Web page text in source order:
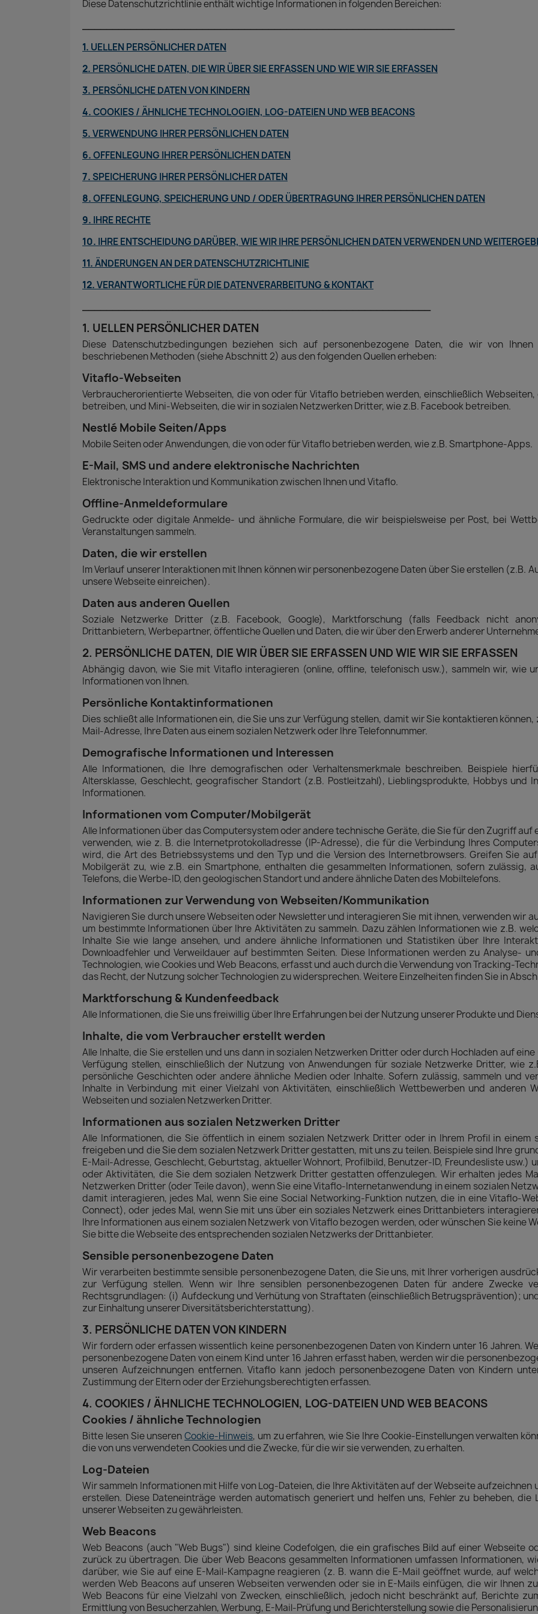
Diese Datenschutzrichtlinie enthält wichtige Informationen in folgenden Bereichen:
1. UELLEN PERSÖNLICHER DATEN
2. PERSÖNLICHE DATEN, DIE WIR ÜBER SIE ERFASSEN UND WIE WIR SIE ERFASSEN
3. PERSÖNLICHE DATEN VON KINDERN
4.COOKIES / ÄHNLICHE TECHNOLOGIEN, LOG-DATEIEN UND WEB BEACONS
5.VERWENDUNG IHRER PERSÖNLICHEN DATEN
6.OFFENLEGUNG IHRER PERSÖNLICHEN DATEN
7.SPEICHERUNG IHRER PERSÖNLICHER DATEN
8.OFFENLEGUNG, SPEICHERUNG UND / ODER ÜBERTRAGUNG IHRER PERSÖNLICHEN DATEN
9. IHRE RECHTE
10. IHRE ENTSCHEIDUNG DARÜBER, WIE WIR IHRE PERSÖNLICHEN DATEN VERWENDEN UND
11.ÄNDERUNGEN AN DER DATENSCHUTZRICHTLINIE
12.VERANTWORTLICHE FÜR DIE DATENVERARBEITUNG & KONTAKT
1. UELLEN PERSÖNLICHER DATEN
Diese Datenschutzbedingungen beziehen sich auf personenbezogene Daten, die wir von
beschriebenen Methoden (siehe Abschnitt 2) aus den folgenden Quellen erheben:
Vitaflo-Webseiten
Verbraucherorientierte Webseiten, die von oder für Vitaflo betrieben werden, einschließlich
betreiben, und Mini-Webseiten, die wir in sozialen Netzwerken Dritter, wie z.B. Facebook betreiben.
Nestlé Mobile Seiten/Apps
Mobile Seiten oder Anwendungen, die von oder für Vitaflo betrieben werden, wie z.B. Smartphone-Apps.
E-Mail, SMS und andere elektronische Nachrichten
Elektronische Interaktion und Kommunikation zwischen Ihnen und Vitaflo.
Offline-Anmeldeformulare
Gedruckte oder digitale Anmelde- und ähnliche Formulare, die wir beispielsweise per Post, bei
Veranstaltungen sammeln.
Daten, die wir erstellen
Im Verlauf unserer Interaktionen mit Ihnen können wir personenbezogene Daten über Sie erstellen (z.B.
unsere Webseite einreichen).
Daten aus anderen Quellen
Soziale Netzwerke Dritter (z.B. Facebook, Google), Marktforschung (falls Feedback nicht
Drittanbietern, Werbepartner, öffentliche Quellen und Daten, die wir über den Erwerb anderer
2. PERSÖNLICHE DATEN, DIE WIR ÜBER SIE ERFASSEN UND WIE WIR SIE ERFASSEN
Abhängig davon, wie Sie mit Vitaflo interagieren (online, offline, telefonisch usw.), sammeln wir, wie
Informationen von Ihnen.
Persönliche Kontaktinformationen
Dies schließt alle Informationen ein, die Sie uns zur Verfügung stellen, damit wir Sie kontaktieren
Mail-Adresse, Ihre Daten aus einem sozialen Netzwerk oder Ihre Telefonnummer.
Demografische Informationen und Interessen
Alle Informationen, die Ihre demografischen oder Verhaltensmerkmale beschreiben. Beispiele
Altersklasse, Geschlecht, geografischer Standort (z.B. Postleitzahl), Lieblingsprodukte, Hobbys und
Informationen.
Informationen vom Computer/Mobilgerät
Alle Informationen über das Computersystem oder andere technische Geräte, die Sie für den Zugriff auf
verwenden, wie z. B. die Internetprotokolladresse (IP-Adresse), die für die Verbindung Ihres
wird, die Art des Betriebssystems und den Typ und die Version des Internetbrowsers. Greifen Sie
Mobilgerät zu, wie z.B. ein Smartphone, enthalten die gesammelten Informationen, sofern zulässig,
Telefons, die Werbe-ID, den geologischen Standort und andere ähnliche Daten des Mobiltelefons.
Informationen zur Verwendung von Webseiten/Kommunikation
Navigieren Sie durch unsere Webseiten oder Newsletter und interagieren Sie mit ihnen, verwenden wir
um bestimmte Informationen über Ihre Aktivitäten zu sammeln. Dazu zählen Informationen wie z.B.
Inhalte Sie wie lange ansehen, und andere ähnliche Informationen und Statistiken über Ihre
Downloadfehler und Verweildauer auf bestimmten Seiten. Diese Informationen werden zu Analyse-
Technologien, wie Cookies und Web Beacons, erfasst und auch durch die Verwendung von Tracking-
das Recht, der Nutzung solcher Technologien zu widersprechen. Weitere Einzelheiten finden Sie in
Marktforschung & Kundenfeedback
Alle Informationen, die Sie uns freiwillig über Ihre Erfahrungen bei der Nutzung unserer Produkte und
Inhalte, die vom Verbraucher erstellt werden
Alle Inhalte, die Sie erstellen und uns dann in sozialen Netzwerken Dritter oder durch Hochladen auf
Verfügung stellen, einschließlich der Nutzung von Anwendungen für soziale Netzwerke Dritter, wie
persönliche Geschichten oder andere ähnliche Medien oder Inhalte. Sofern zulässig, sammeln und
Inhalte in Verbindung mit einer Vielzahl von Aktivitäten, einschließlich Wettbewerben und anderen
Webseiten und sozialen Netzwerken Dritter.
Informationen aus sozialen Netzwerken Dritter
Alle Informationen, die Sie öffentlich in einem sozialen Netzwerk Dritter oder in Ihrem Profil in
freigeben und die Sie dem sozialen Netzwerk Dritter gestatten, mit uns zu teilen. Beispiele sind Ihre
E-Mail-Adresse, Geschlecht, Geburtstag, aktueller Wohnort, Profilbild, Benutzer-ID, Freundesliste usw.)
oder Aktivitäten, die Sie dem sozialen Netzwerk Dritter gestatten offenzulegen. Wir erhalten jedes
Netzwerken Dritter (oder Teile davon), wenn Sie eine Vitaflo-Internetanwendung in einem sozialen
damit interagieren, jedes Mal, wenn Sie eine Social Networking-Funktion nutzen, die in eine Vitaflo-
Connect), oder jedes Mal, wenn Sie mit uns über ein soziales Netzwerk eines Drittanbieters
Ihre Informationen aus einem sozialen Netzwerk von Vitaflo bezogen werden, oder wünschen Sie keine
Sie bitte die Webseite des entsprechenden sozialen Netzwerks der Drittanbieter.
Sensible personenbezogene Daten
Wir verarbeiten bestimmte sensible personenbezogene Daten, die Sie uns, mit Ihrer vorherigen
zur Verfügung stellen. Wenn wir Ihre sensiblen personenbezogenen Daten für andere Zwecke
Rechtsgrundlagen: (i) Aufdeckung und Verhütung von Straftaten (einschließlich Betrugsprävention);
zur Einhaltung unserer Diversitätsberichterstattung).
3. PERSÖNLICHE DATEN VON KINDERN
Wir fordern oder erfassen wissentlich keine personenbezogenen Daten von Kindern unter 16 Jahren.
personenbezogene Daten von einem Kind unter 16 Jahren erfasst haben, werden wir die
unseren Aufzeichnungen entfernen. Vitaflo kann jedoch personenbezogene Daten von Kindern
Zustimmung der Eltern oder der Erziehungsberechtigten erfassen.
4. COOKIES / ÄHNLICHE TECHNOLOGIEN, LOG-DATEIEN UND WEB BEACONS
Cookies / ähnliche Technologien
Bitte lesen Sie unserenCookie-Hinweis, um zu erfahren, wie Sie Ihre Cookie-Einstellungen verwalten
die von uns verwendeten Cookies und die Zwecke, für die wir sie verwenden, zu erhalten.
Log-Dateien
Wir sammeln Informationen mit Hilfe von Log-Dateien, die Ihre Aktivitäten auf der Webseite
erstellen. Diese Dateneinträge werden automatisch generiert und helfen uns, Fehler zu beheben,
unserer Webseiten zu gewährleisten.
Web Beacons
Web Beacons (auch "Web Bugs") sind kleine Codefolgen, die ein grafisches Bild auf einer Webseite
zurück zu übertragen. Die über Web Beacons gesammelten Informationen umfassen Informationen,
darüber, wie Sie auf eine E-Mail-Kampagne reagieren (z. B. wann die E-Mail geöffnet wurde, auf
werden Web Beacons auf unseren Webseiten verwenden oder sie in E-Mails einfügen, die wir Ihnen
Web Beacons für eine Vielzahl von Zwecken, einschließlich, jedoch nicht beschränkt auf, Berichte
Ermittlung von Besucherzahlen, Werbung, E-Mail-Prüfung und Berichterstellung sowie die